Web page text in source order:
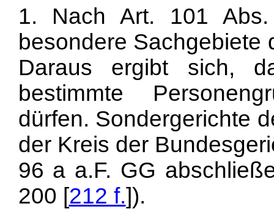
1. Nach Art. 101
besondere Sachgebiete
Daraus ergibt sich,
bestimmte
dürfen. Sondergerichte
der Kreis der
96 a a.F. GG
200 [212 f.]).